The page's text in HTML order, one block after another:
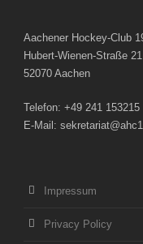
Aachener Hockey-Club
Hubert-Wienen-Straße 21
52070 Aachen
Telefon: +49 241 153215
E-Mail:
Impressum
Privacy Policy